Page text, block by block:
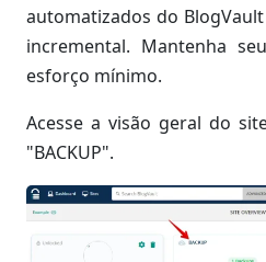
automatizados do
incremental. Mantenha
esforço mínimo.
Acesse a visão geral do
"BACKUP".